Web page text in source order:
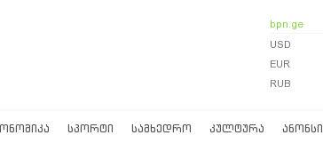
bpn.ge
USD
EUR
RUB
ᲡᲞᲝᲠᲢᲘ ᲡᲐᲛᲮᲔᲓᲠᲝ ᲙᲣᲚᲢᲣᲠᲐ ᲐᲜᲝᲜᲡᲘ